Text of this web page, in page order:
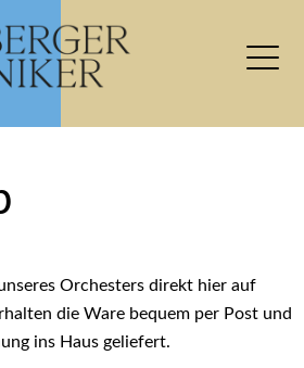
Orchesters direkt hier auf
die Ware bequem per Post und
ins Haus geliefert.